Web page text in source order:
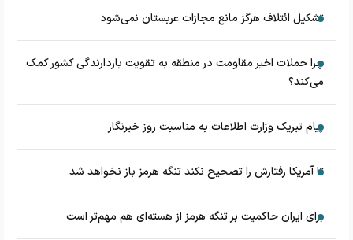
تشکیل ائتلاف هرگز مانع مجازات عربستان نمی‌شود
چرا حملات اخیر مقاومت در منطقه به تقویت بازدارندگی کشور کمک
می‌کند؟
پیام تبریک وزارت اطلاعات به مناسبت روز خبرنگار
تا آمریکا رفتارش را تصحیح نکند تنگه هرمز باز نخواهد شد
برای ایران حاکمیت بر تنگه هرمز از هسته‌ای هم مهم‌تر است